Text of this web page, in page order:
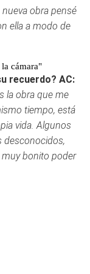
obra pensé
ella a modo de
cámara"
recuerdo? AC:
la obra que me
tiempo, está
vida. Algunos
desconocidos,
muy bonito poder